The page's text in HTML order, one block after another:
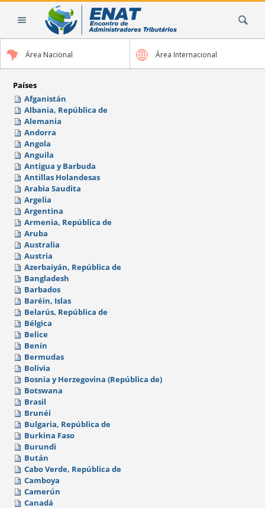
Área Nacional Área Internacional
Países
Afganistán
Albania, República de
Alemania
Andorra
Angola
Anguila
Antigua y Barbuda
Antillas Holandesas
Arabia Saudita
Argelia
Argentina
Armenia, República de
Aruba
Australia
Austria
Azerbaiyán, República de
Bangladesh
Barbados
Baréin, Islas
Belarús, República de
Bélgica
Belice
Benín
Bermudas
Bolivia
Bosnia y Herzegovina (República de)
Botswana
Brasil
Brunéi
Bulgaria, República de
Burkina Faso
Burundi
Bután
Cabo Verde, República de
Camboya
Camerún
Canadá